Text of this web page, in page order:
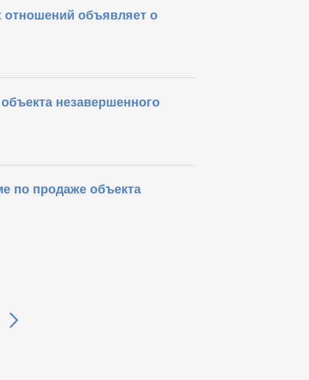
объявляет о
незавершенного
по продаже объекта